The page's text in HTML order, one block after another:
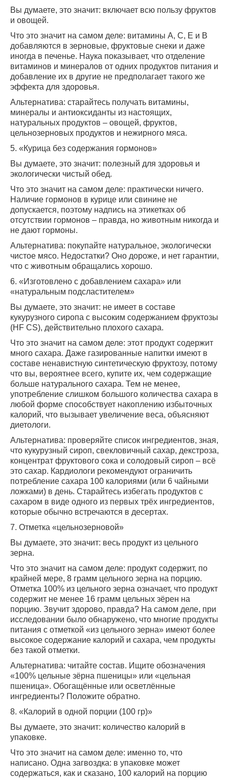
Вы думаете, это значит: включает всю пользу фруктов
и овощей.
Что это значит на самом деле: витамины А, С, Е и В
добавляются в зерновые, фруктовые снеки и даже
иногда в печенье. Наука показывает, что отделение
витаминов и минералов от одних продуктов питания и
добавление их в другие не предполагает такого же
эффекта для здоровья.
Альтернатива: старайтесь получать витамины,
минералы и антиоксиданты из настоящих,
натуральных продуктов – овощей, фруктов,
цельнозерновых продуктов и нежирного мяса.
5. «Курица без содержания гормонов»
Вы думаете, это значит: полезный для здоровья и
экологически чистый обед.
Что это значит на самом деле: практически ничего.
Наличие гормонов в курице или свинине не
допускается, поэтому надпись на этикетках об
отсутствии гормонов – правда, но животным никогда и
не дают гормоны.
Альтернатива: покупайте натуральное, экологически
чистое мясо. Недостатки? Оно дороже, и нет гарантии,
что с животным обращались хорошо.
6. «Изготовлено с добавлением сахара» или
«натуральным подсластителем»
Вы думаете, это значит: не имеет в составе
кукурузного сиропа с высоким содержанием фруктозы
(HF CS), действительно плохого сахара.
Что это значит на самом деле: этот продукт содержит
много сахара. Даже газированные напитки имеют в
составе ненавистную синтетическую фруктозу, потому
что вы, вероятнее всего, купите их, чем содержащие
больше натурального сахара. Тем не менее,
употребление слишком большого количества сахара в
любой форме способствует накоплению избыточных
калорий, что вызывает увеличение веса, объясняют
диетологи.
Альтернатива: проверяйте список ингредиентов, зная,
что кукурузный сироп, свекловичный сахар, декстроза,
концентрат фруктового сока и солодовый сироп – всё
это сахар. Кардиологи рекомендуют ограничить
потребление сахара 100 калориями (или 6 чайными
ложками) в день. Старайтесь избегать продуктов с
сахаром в виде одного из первых трёх ингредиентов,
которые обычно встречаются в десертах.
7. Отметка «цельнозерновой»
Вы думаете, это значит: весь продукт из цельного
зерна.
Что это значит на самом деле: продукт содержит, по
крайней мере, 8 грамм цельного зерна на порцию.
Отметка 100% из цельного зерна означает, что продукт
содержит не менее 16 грамм цельных зёрен на
порцию. Звучит здорово, правда? На самом деле, при
исследовании было обнаружено, что многие продукты
питания с отметкой «из цельного зерна» имеют более
высокое содержание калорий и сахара, чем продукты
без такой отметки.
Альтернатива: читайте состав. Ищите обозначения
«100% цельные зёрна пшеницы» или «цельная
пшеница». Обогащённые или осветлённые
ингредиенты? Положите обратно.
8. «Калорий в одной порции (100 гр)»
Вы думаете, это значит: количество калорий в
упаковке.
Что это значит на самом деле: именно то, что
написано. Одна загвоздка: в упаковке может
содержаться, как и сказано, 100 калорий на порцию